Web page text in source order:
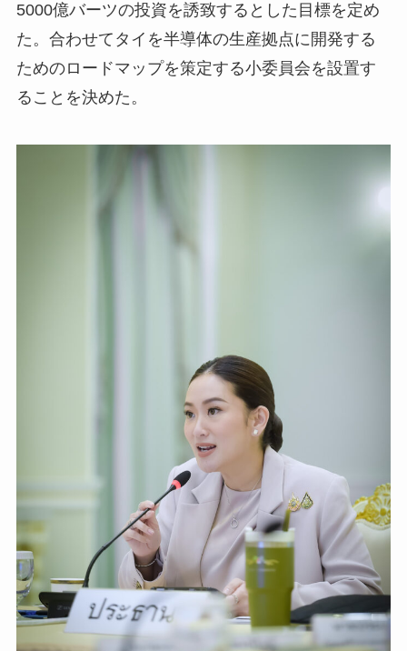
5000億バーツの投資を誘致するとした目標を定め
た。合わせてタイを半導体の生産拠点に開発する
ためのロードマップを策定する小委員会を設置す
ることを決めた。